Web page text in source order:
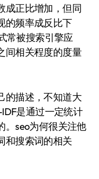
成正比增加，但同
的频率成反比下
常被搜索引擎应
间相关程度的度量
的描述，不知道大
是通过一定统计
。seo为何很关注他
和搜索词的相关